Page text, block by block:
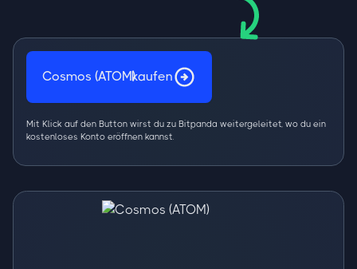
Cosmos (ATOM)kaufen
Mit Klick auf den Button wirst du zu Bitpanda weitergeleitet, wo du ein
kostenloses Konto eröffnen kannst.